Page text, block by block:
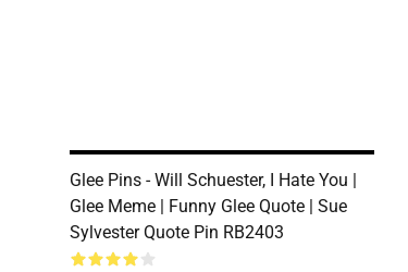
Glee Pins - Will Schuester, I Hate You |
Glee Meme | Funny Glee Quote | Sue
Sylvester Quote Pin RB2403